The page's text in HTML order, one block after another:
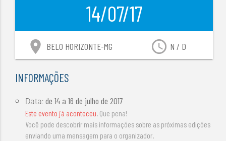
14/07/17
access_time N / D
location_on BELO HORIZONTE-MG
INFORMAÇÕES
Data:de14 a 16 de julho de 2017
Este evento já aconteceu . Que pena!
Você pode descobrir mais informações sobre as próximas edições
enviando uma mensagem para o organizador.